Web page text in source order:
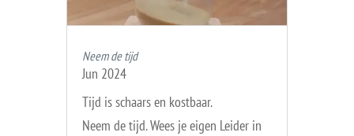
Neem de tijd
Jun 2024
Tijd is schaars en kostbaar.
Neem de tijd. Wees je eigen Leider in